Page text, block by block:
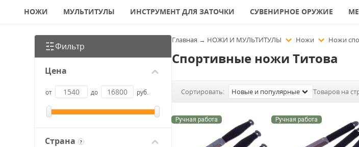
НОЖИ МУЛЬТИТУЛЫ ИНСТРУМЕНТ ДЛЯ ЗАТОЧКИ СУВЕНИРНОЕ ОРУЖИЕ
Фильтр
Цена
от до руб.
Страна ?
Главная → НОЖИ И МУЛЬТИТУЛЫ Ножи Ножи
Спортивные ножи Титова
Сортировать: Новые и популярные Товаров на
Ручная работа Ручная работа